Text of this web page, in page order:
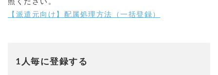
照ください。
【派遣元向け】配属処理方法（一括登録）
1人毎に登録する